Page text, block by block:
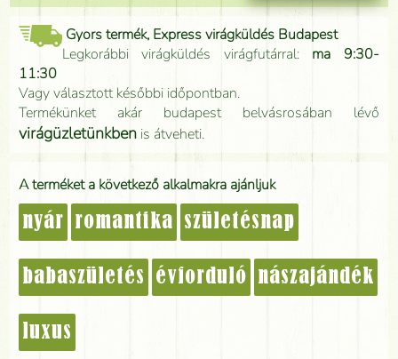
Gyors termék, Express virágküldés Budapest
Legkorábbi virágküldés virágfutárral: ma 9:30-
11:30
Vagy választott későbbi időpontban.
Termékünket akár budapest belvásrosában lévő
virágüzletünkben is átveheti.
A terméket a következő alkalmakra ajánljuk
nyár romantika születésnap
babaszületés évforduló nászajándék
luxus